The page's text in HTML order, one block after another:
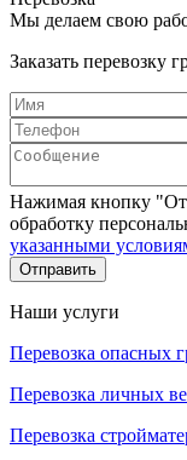
Мы делаем свою
Заказать перевозку
Нажимая кнопку
обработку
указанными
Отправить
Наши услуги
Перевозка опасных
Перевозка личных
Перевозка